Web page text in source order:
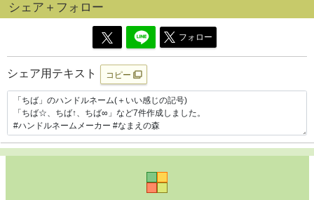
シェア＋フォロー
フォロー
シェア用テキスト コピー